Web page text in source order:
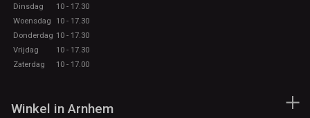
Dinsdag
10 - 17.30
Woensdag
10 - 17.30
Donderdag 10 - 17.30
Vrijdag
10 - 17.30
Zaterdag
10 - 17.00
Winkel in Arnhem